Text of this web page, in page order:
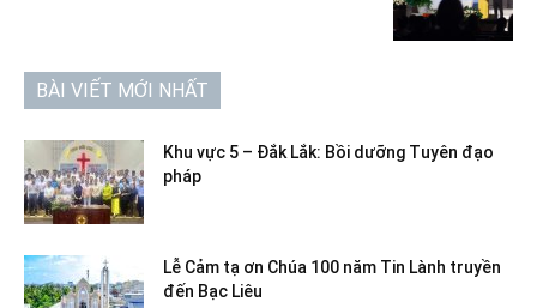
BÀI VIẾT MỚI NHẤT
Khu vực 5 – Đắk Lắk: Bồi dưỡng Tuyên đạo
pháp
Lễ Cảm tạ ơn Chúa 100 năm Tin Lành truyền
đến Bạc Liêu